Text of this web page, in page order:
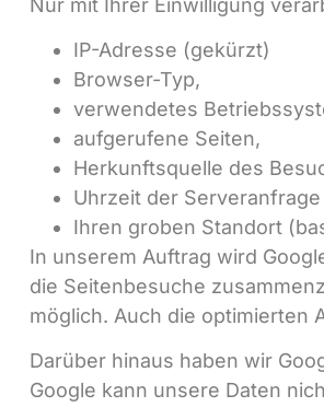
IP-Adresse (gekürzt)
Browser-Typ,
verwendetes
aufgerufene Seiten,
Herkunftsquelle des
Uhrzeit der Serveranfrage
Ihren groben Standort
In unserem Auftrag wird
die Seitenbesuche
möglich. Auch die optimierten
Darüber hinaus haben wir
Google kann unsere Daten